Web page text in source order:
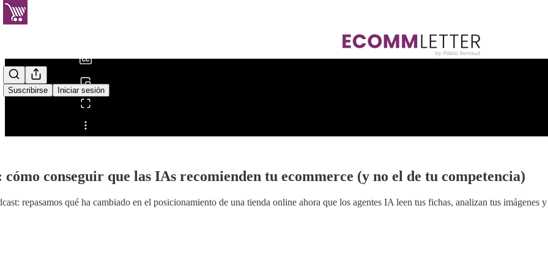
Suscribirse Iniciar sesión
Compartir desde0:00
cómo conseguir que las IAs recomienden tu ecommerce (y no el de tu competencia)
repasamos qué ha cambiado en el posicionamiento de una tienda online ahora que los agentes IA leen tus fichas, analizan tus imágenes